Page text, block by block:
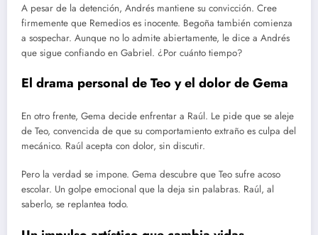
A pesar de la detención, Andrés mantiene su convicción. Cree
firmemente que Remedios es inocente. Begoña también comienza
a sospechar. Aunque no lo admite abiertamente, le dice a Andrés
que sigue confiando en Gabriel. ¿Por cuánto tiempo?
El drama personal de Teo y el dolor de Gema
En otro frente, Gema decide enfrentar a Raúl. Le pide que se aleje
de Teo, convencida de que su comportamiento extraño es culpa del
mecánico. Raúl acepta con dolor, sin discutir.
Pero la verdad se impone. Gema descubre que Teo sufre acoso
escolar. Un golpe emocional que la deja sin palabras. Raúl, al
saberlo, se replantea todo.